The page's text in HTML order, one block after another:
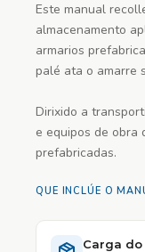
Este manual
almacenamento
armarios
palé ata o amarre
Dirixido a
e equipos de obra
prefabricadas.
QUE INCLÚE O
Carga do